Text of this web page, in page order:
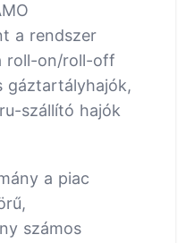
a rendszer
roll-on/roll-off
gáztartályhajók,
szállító hajók
a piac
számos